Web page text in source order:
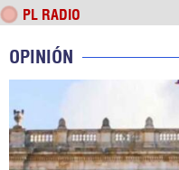
PL RADIO
OPINIÓN